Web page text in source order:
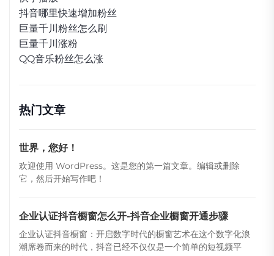
抖音哪里快速增加粉丝
巨量千川粉丝怎么刷
巨量千川涨粉
QQ音乐粉丝怎么涨
热门文章
世界，您好！
欢迎使用 WordPress。这是您的第一篇文章。编辑或删除
它，然后开始写作吧！
企业认证抖音橱窗怎么开-抖音企业橱窗开通步骤
企业认证抖音橱窗：开启数字时代的橱窗艺术在这个数字化浪
潮席卷而来的时代，抖音已经不仅仅是一个简单的短视频平